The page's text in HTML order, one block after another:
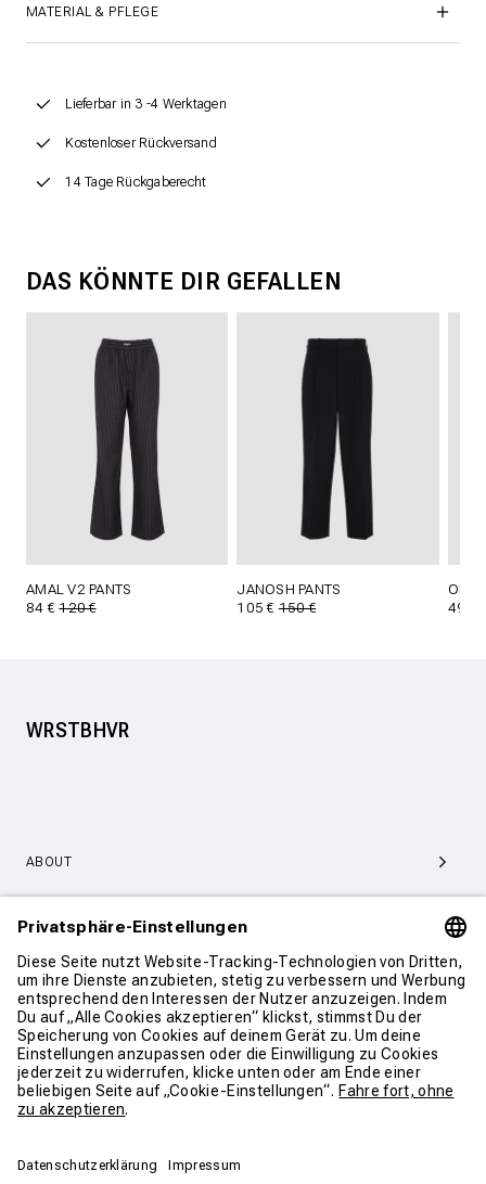
MATERIAL & PFLEGE
Lieferbar in 3 -4 Werktagen
Kostenloser Rückversand
14 Tage Rückgaberecht
DAS KÖNNTE DIR GEFALLEN
AMAL V2 PANTS
84 €120 €
JANOSH PANTS
105 €150 €
OLIN
49 €
WRSTBHVR
ABOUT
SERVICE & SUPPORT
KONTAKT